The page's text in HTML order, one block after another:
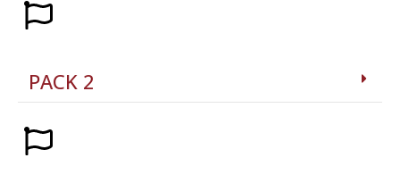
PACK 2